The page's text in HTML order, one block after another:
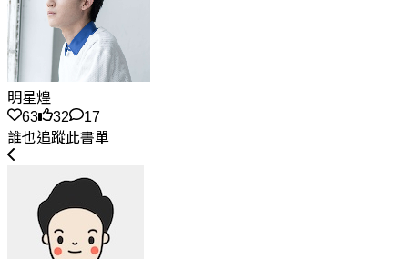
明星煌
63
32
17
誰也追蹤此書單